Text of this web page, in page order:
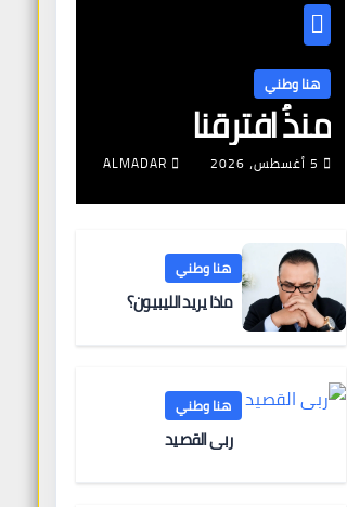
هنا وطني
منذُ افترقنا
5 أغسطس، 2026 ALMADAR
هنا وطني
ماذا يريد الليبيون؟
هنا وطني
ربى القصيد